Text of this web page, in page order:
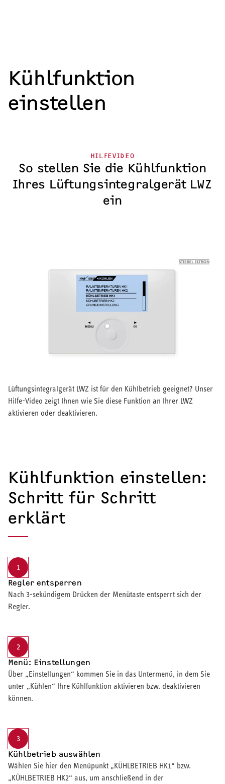
Garantieverlängerung
Werkskundendienst & Service
Handwerker finden
Bedienungsanleitungen &
Reparaturinformationen
Kühlfunktion
einstellen
HILFEVIDEO
So stellen Sie die Kühlfunktion
Ihres Lüftungsintegralgerät LWZ
ein
Lüftungsintegralgerät LWZ ist für den Kühlbetrieb geeignet? Unser
Hilfe-Video zeigt Ihnen wie Sie diese Funktion an Ihrer LWZ
aktivieren oder deaktivieren.
Kühlfunktion einstellen:
Schritt für Schritt
erklärt
1
Regler entsperren
Nach 3-sekündigem Drücken der Menütaste entsperrt sich der
Regler.
2
Menü: Einstellungen
Über „Einstellungen“ kommen Sie in das Untermenü, in dem Sie
unter „Kühlen“ Ihre Kühlfunktion aktivieren bzw. deaktivieren
können.
3
Kühlbetrieb auswählen
Wählen Sie hier den Menüpunkt „KÜHLBETRIEB HK1“ bzw.
„KÜHLBETRIEB HK2“ aus, um anschließend in der